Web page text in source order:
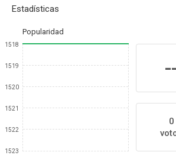
Estadísticas
Popularidad
1518
1519
1520
1521
1522
1523
0